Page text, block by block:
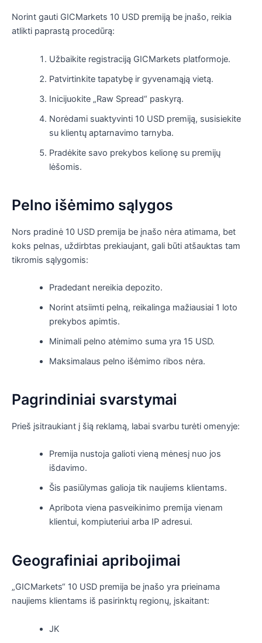
Norint gauti GICMarkets 10 USD premiją be įnašo, reikia
atlikti paprastą procedūrą:
Užbaikite registraciją GICMarkets platformoje.
Patvirtinkite tapatybę ir gyvenamąją vietą.
Inicijuokite „Raw Spread“ paskyrą.
Norėdami suaktyvinti 10 USD premiją, susisiekite
su klientų aptarnavimo tarnyba.
Pradėkite savo prekybos kelionę su premijų
lėšomis.
Pelno išėmimo sąlygos
Nors pradinė 10 USD premija be įnašo nėra atimama, bet
koks pelnas, uždirbtas prekiaujant, gali būti atšauktas tam
tikromis sąlygomis:
Pradedant nereikia depozito.
Norint atsiimti pelną, reikalinga mažiausiai 1 loto
prekybos apimtis.
Minimali pelno atėmimo suma yra 15 USD.
Maksimalaus pelno išėmimo ribos nėra.
Pagrindiniai svarstymai
Prieš įsitraukiant į šią reklamą, labai svarbu turėti omenyje:
Premija nustoja galioti vieną mėnesį nuo jos
išdavimo.
Šis pasiūlymas galioja tik naujiems klientams.
Apribota viena pasveikinimo premija vienam
klientui, kompiuteriui arba IP adresui.
Geografiniai apribojimai
„GICMarkets“ 10 USD premija be įnašo yra prieinama
naujiems klientams iš pasirinktų regionų, įskaitant:
JK